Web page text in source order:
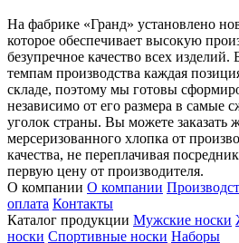
На фабрике «Гранд» установлено
которое обеспечивает высокую
безупречное качество всех
темпам производства каждая
складе, поэтому мы готовы
независимо от его размера в самые
уголок страны. Вы можете заказать
мерсеризованного хлопка от
качества, не переплачивая
первую цену от производителя.
О компании О компании
оплата Контакты
Каталог продукции Мужские носки
носки Спортивные носки Наборы